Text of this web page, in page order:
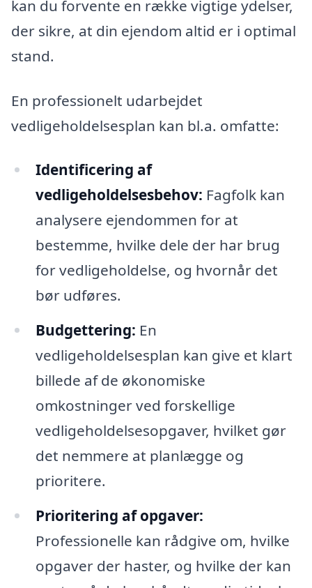
kan du forvente en række vigtige ydelser,
der sikre, at din ejendom altid er i optimal
stand.
En professionelt udarbejdet
vedligeholdelsesplan kan bl.a. omfatte:
Identificering af
vedligeholdelsesbehov: Fagfolk kan
analysere ejendommen for at
bestemme, hvilke dele der har brug
for vedligeholdelse, og hvornår det
bør udføres.
Budgettering: En
vedligeholdelsesplan kan give et klart
billede af de økonomiske
omkostninger ved forskellige
vedligeholdelsesopgaver, hvilket gør
det nemmere at planlægge og
prioritere.
Prioritering af opgaver:
Professionelle kan rådgive om, hvilke
opgaver der haster, og hvilke der kan